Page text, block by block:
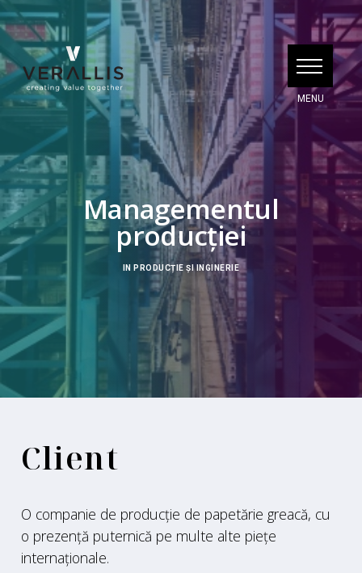
Managementul
producției
IN PRODUCȚIE ȘI INGINERIE
Client
O companie de producție de papetărie greacă, cu
o prezență puternică pe multe alte piețe
internaționale.